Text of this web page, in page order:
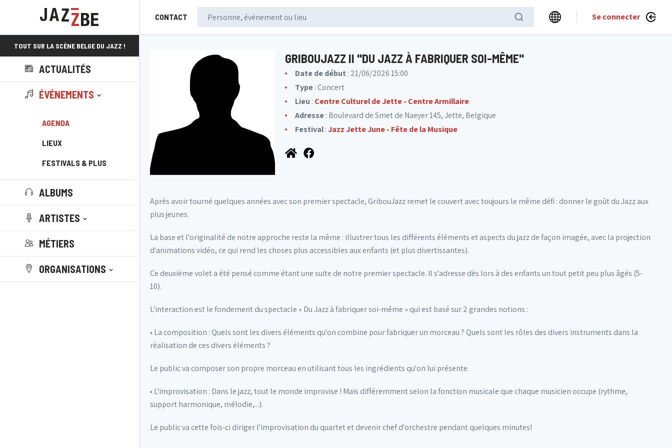
CONTACT Se connecter
TOUT SUR LA SCÈNE BELGE DU JAZZ !
ACTUALITÉS
ÉVÉNEMENTS
AGENDA
LIEUX
FESTIVALS & PLUS
ALBUMS
ARTISTES
MÉTIERS
ORGANISATIONS
GRIBOUJAZZ II "DU JAZZ À FABRIQUER SOI-MÊME"
Date de début : 21/06/2026 15:00
Type: Concert
Lieu : Centre Culturel de Jette - Centre Armillaire
Adresse: Boulevard de Smet de Naeyer 145, Jette, Belgique
Festival:Jazz Jette June - Fête de la Musique
Après avoir tourné quelques années avec son premier spectacle, GribouJazz remet le couvert avec toujours le même défi : donner le goût du Jazz aux
plus jeunes.
La base et l'originalité de notre approche reste la même : illustrer tous les différents éléments et aspects du jazz de façon imagée, avec la projection
d'animations vidéo, ce qui rend les choses plus accessibles aux enfants (et plus divertissantes).
Ce deuxième volet a été pensé comme étant une suite de notre premier spectacle. Il s'adresse dès lors à des enfants un tout petit peu plus âgés (5-
10).
L'interaction est le fondement du spectacle « Du Jazz à fabriquer soi-même » qui est basé sur 2 grandes notions :
• La composition : Quels sont les divers éléments qu'on combine pour fabriquer un morceau ? Quels sont les rôles des divers instruments dans la
réalisation de ces divers éléments ?
Le public va composer son propre morceau en utilisant tous les ingrédients qu'on lui présente.
• L'improvisation : Dans le jazz, tout le monde improvise ! Mais différemment selon la fonction musicale que chaque musicien occupe (rythme,
support harmonique, mélodie,...).
Le public va cette fois-ci diriger l'improvisation du quartet et devenir chef d'orchestre pendant quelques minutes!